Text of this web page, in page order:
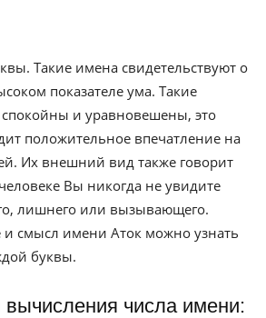
Такие имена свидетельствуют о
показателе ума. Такие
и уравновешены, это
положительное впечатление на
Их внешний вид также говорит
Вы никогда не увидите
лишнего или вызывающего.
и смысл имени Аток можно узнать
буквы.
числа имени: